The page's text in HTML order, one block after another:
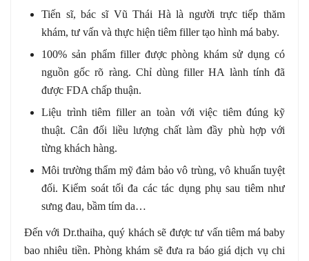
Tiến sĩ, bác sĩ Vũ Thái Hà là người trực tiếp thăm
khám, tư vấn và thực hiện tiêm filler tạo hình má baby.
100% sản phẩm filler được phòng khám sử dụng có
nguồn gốc rõ ràng. Chỉ dùng filler HA lành tính đã
được FDA chấp thuận.
Liệu trình tiêm filler an toàn với việc tiêm đúng kỹ
thuật. Cân đối liều lượng chất làm đầy phù hợp với
từng khách hàng.
Môi trường thẩm mỹ đảm bảo vô trùng, vô khuẩn tuyệt
đối. Kiểm soát tối đa các tác dụng phụ sau tiêm như
sưng đau, bầm tím da…
Đến với Dr.thaiha, quý khách sẽ được tư vấn tiêm má baby
bao nhiêu tiền. Phòng khám sẽ đưa ra báo giá dịch vụ chi